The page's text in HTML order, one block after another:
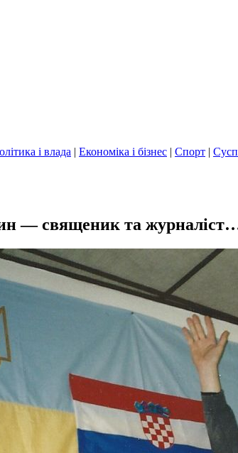
і влада | Економіка і бізнес | Спорт |
— священик та журналіст…